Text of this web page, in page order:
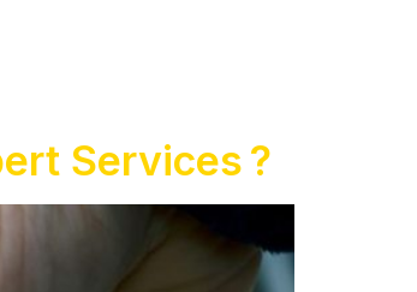
Services ?